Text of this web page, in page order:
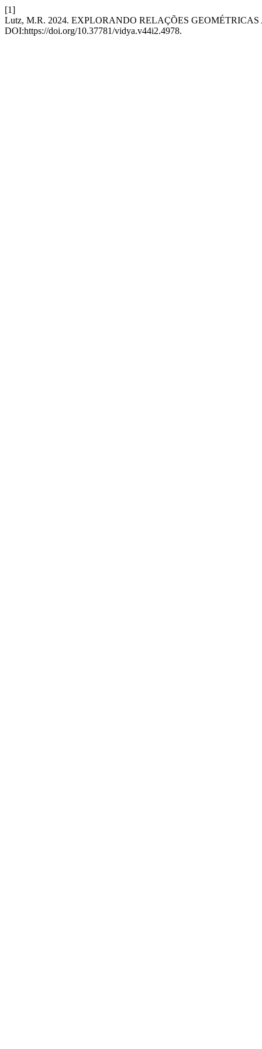
[1]
Lutz, M.R. 2024. EXPLORANDO RELAÇÕES
DOI:https://doi.org/10.37781/vidya.v44i2.4978.